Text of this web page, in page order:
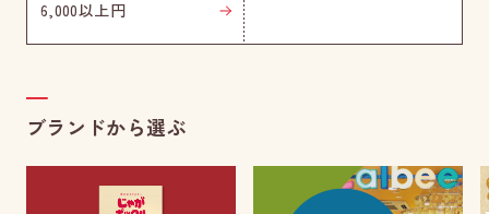
6,000以上円
ブランドから選ぶ